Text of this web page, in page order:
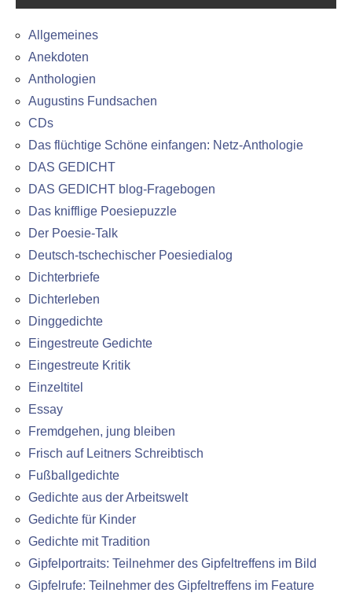
Allgemeines
Anekdoten
Anthologien
Augustins Fundsachen
CDs
Das flüchtige Schöne einfangen: Netz-Anthologie
DAS GEDICHT
DAS GEDICHT blog-Fragebogen
Das knifflige Poesiepuzzle
Der Poesie-Talk
Deutsch-tschechischer Poesiedialog
Dichterbriefe
Dichterleben
Dinggedichte
Eingestreute Gedichte
Eingestreute Kritik
Einzeltitel
Essay
Fremdgehen, jung bleiben
Frisch auf Leitners Schreibtisch
Fußballgedichte
Gedichte aus der Arbeitswelt
Gedichte für Kinder
Gedichte mit Tradition
Gipfelportraits: Teilnehmer des Gipfeltreffens im Bild
Gipfelrufe: Teilnehmer des Gipfeltreffens im Feature